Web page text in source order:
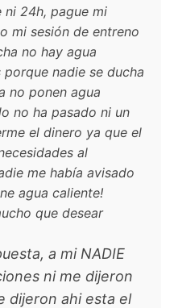
ni 24h, pague mi
mi sesión de entreno
no hay agua
nadie se ducha
no ponen agua
no ha pasado ni un
el dinero ya que el
al
me había avisado
agua caliente!
que desear
a mi NADIE
ni me dijeron
dijeron ahi esta el